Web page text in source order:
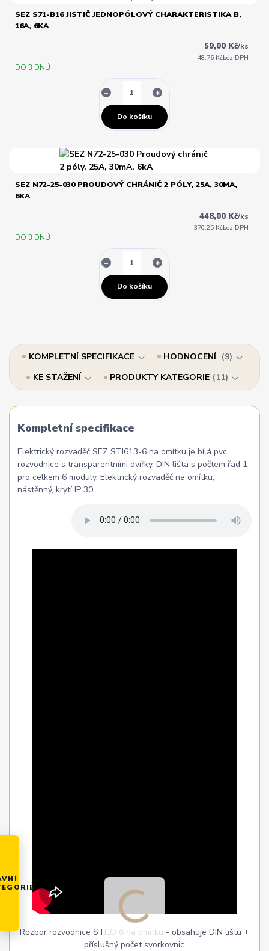
SEZ S71-B16 JISTIČ JEDNOPÓLOVÝ CHARAKTERISTIKA B,
16A, 6KA
59,00 Kč/ks
48,76 Kčbez DPH
DO 3 DNŮ
Do košíku
SEZ N72-25-030 PROUDOVÝ CHRÁNIČ 2 PÓLY, 25A, 30MA,
6KA
448,00 Kč/ks
370,25 Kčbez DPH
DO 3 DNŮ
Do košíku
KOMPLETNÍ SPECIFIKACE HODNOCENÍ
9
KE STAŽENÍ
PRODUKTY KATEGORIE 11
Kompletní specifikace
Elektrický rozvaděč SEZ STI613-6 na omítku je bílá pvc
rozvodnice s transparentními dvířky, DIN lišta s počtem řad 1
pro celkem 6 moduly. Elektrický rozvaděč na omítku,
nástěnný, krytí IP 30.
Rozbor rozvodnice STILO 6 na omítku - obsahuje DIN lištu +
příslušný počet svorkovnic